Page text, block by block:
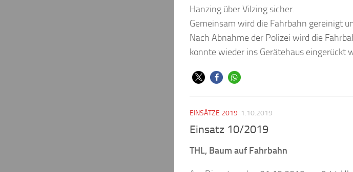
Hanzing über Vilzing sicher.
Gemeinsam wird die Fahrbahn gereinigt
Nach Abnahme der Polizei wird die
konnte wieder ins Gerätehaus eingerückt
EINSÄTZE 2019 1.10.2019
Einsatz 10/2019
THL, Baum auf Fahrbahn